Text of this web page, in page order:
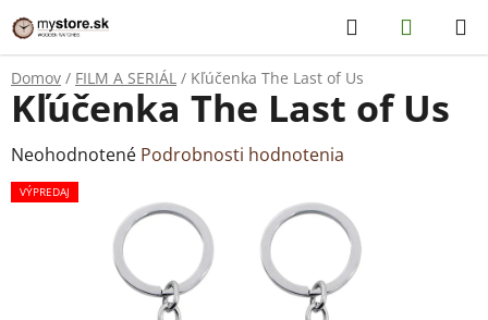
Prejsť
na
obsah
Hľadať
KOŠÍK
Domov / FILM A SERIÁL / Kľúčenka The Last of Us
Kľúčenka The Last of Us
Priemerné
hodnotenie
Neohodnotené Podrobnosti hodnotenia
VÝPREDAJ